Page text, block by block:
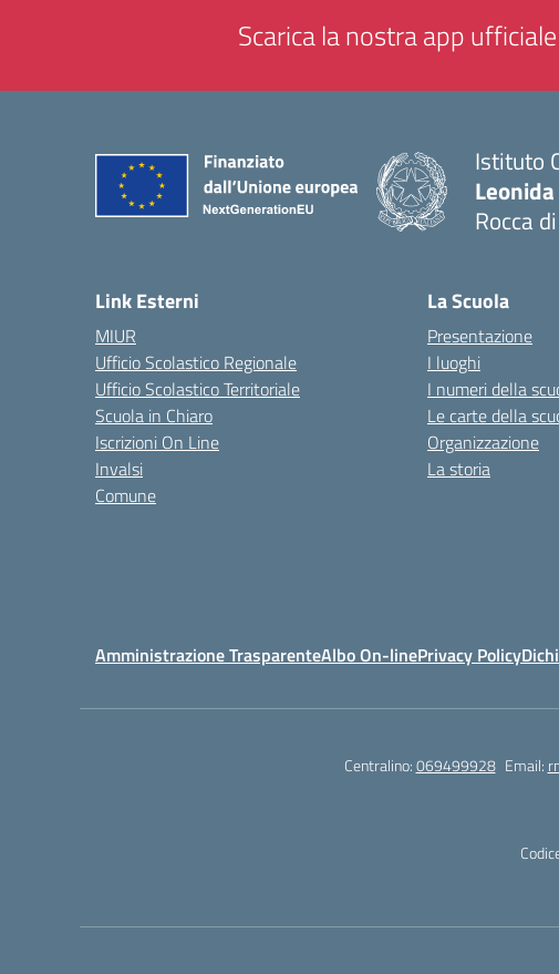
Scarica la nostra app
Istituto
Rocca
Link Esterni
MIUR
Ufficio Scolastico Regionale
Ufficio Scolastico Territoriale
Scuola in Chiaro
Iscrizioni On Line
Invalsi
Comune
La Scuola
Presentazione
I luoghi
I numeri della
Le carte della
Organizzazione
La storia
Amministrazione TrasparenteAlbo On-linePrivacy Policy
Centralino:069499928 Email: